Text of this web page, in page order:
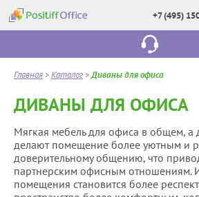
+7 (495)
Главная >Каталог >Диваны для офиса
ДИВАНЫ ДЛЯ ОФИСА
Мягкая мебель для офиса в общем, а
делают помещение более уютным и
доверительному общению, что
партнерским офисным отношениям.
помещения становится более